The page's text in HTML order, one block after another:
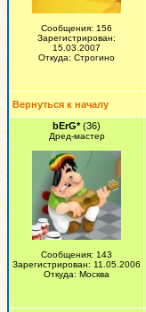
Сообщения: 156
Зарегистрирован:
15.03.2007
Откуда: Строгино
Вернуться к началу
bErG*(36)
Дред-мастер
Сообщения: 143
Зарегистрирован: 11.05.2006
Откуда: Москва